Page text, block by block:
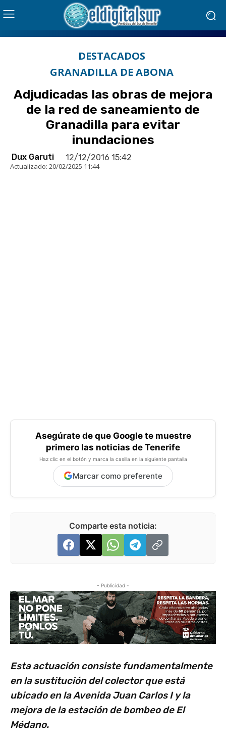
DESTACADOS
GRANADILLA DE ABONA
Adjudicadas las obras de mejora
de la red de saneamiento de
Granadilla para evitar
inundaciones
Dux Garuti 12/12/2016 15:42
Actualizado: 20/02/2025 11:44
Asegúrate de que Google te muestre
primero las noticias de Tenerife
Haz clic en el botón y marca la casilla en la siguiente pantalla
Marcar como preferente
Comparte esta noticia:
- Publicidad -
Esta actuación consiste fundamentalmente
en la sustitución del colector que está
ubicado en la Avenida Juan Carlos I y la
mejora de la estación de bombeo de El
Médano.